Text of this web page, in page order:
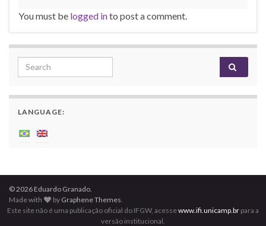
You must be logged into post a comment.
Search for:
LANGUAGE:
© 2026 Eduardo Granado.
Made with
by Graphene Themes
Este site não é uma publicação oficial do IFGW, acessewww.ifi.unicamp.br para a
versão institucional.